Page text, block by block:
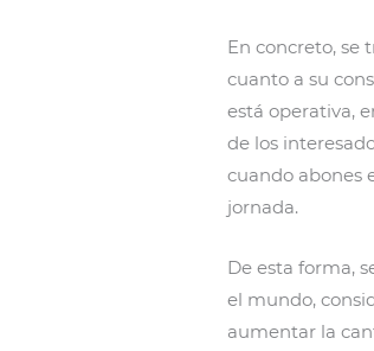
En concreto, se
cuanto a su
está operativa,
de los
cuando abones
jornada.
De esta forma,
el mundo,
aumentar la